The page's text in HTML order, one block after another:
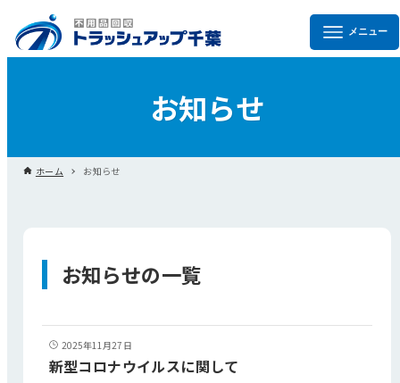
お知らせ
ホーム お知らせ
お知らせ
2025年11月27日
新型コロナウイルスに関して